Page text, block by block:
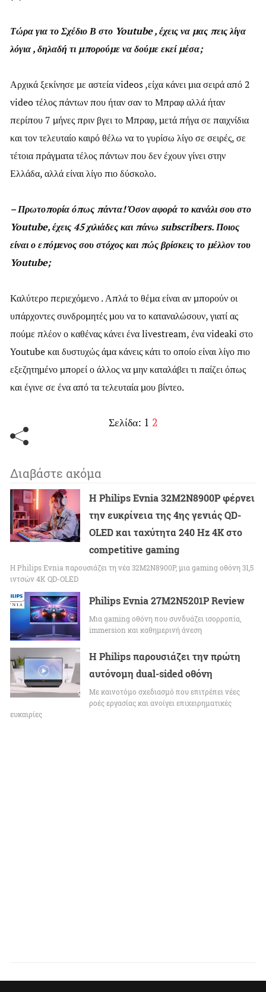
Τώρα για το Σχέδιο Β στο Youtube , έχεις να μας πεις λίγα
λόγια , δηλαδή τι μπορούμε να δούμε εκεί μέσα;
Αρχικά ξεκίνησε με αστεία videos ,είχα κάνει μια σειρά από 2
video τέλος πάντων που ήταν σαν το Μπραφ αλλά ήταν
περίπου 7 μήνες πριν βγει το Μπραφ, μετά πήγα σε παιχνίδια
και τον τελευταίο καιρό θέλω να το γυρίσω λίγο σε σειρές, σε
τέτοια πράγματα τέλος πάντων που δεν έχουν γίνει στην
Ελλάδα, αλλά είναι λίγο πιο δύσκολο.
– Πρωτοπορία όπως πάντα! Όσον αφορά το κανάλι σου στο
Youtube, έχεις 45 χιλιάδες και πάνω subscribers. Ποιος
είναι ο επόμενος σου στόχος και πώς βρίσκεις το μέλλον του
Youtube;
Καλύτερο περιεχόμενο . Απλά το θέμα είναι αν μπορούν οι
υπάρχοντες συνδρομητές μου να το καταναλώσουν, γιατί ας
πούμε πλέον ο καθένας κάνει ένα livestream, ένα videaki στο
Youtube και δυστυχώς άμα κάνεις κάτι το οποίο είναι λίγο πιο
εξεζητημένο μπορεί ο άλλος να μην καταλάβει τι παίζει όπως
και έγινε σε ένα από τα τελευταία μου βίντεο.
Σελίδα: 1 2
Διαβάστε ακόμα
Η Philips Evnia 32M2N8900P φέρνει
την ευκρίνεια της 4ης γενιάς QD-
OLED και ταχύτητα 240 Hz 4K στο
competitive gaming
Η Philips Evnia παρουσιάζει τη νέα 32M2N8900P, μια gaming οθόνη 31,5
ιντσών 4K QD-OLED
Philips Evnia 27M2N5201P Review
Μια gaming οθόνη που συνδυάζει ισορροπία,
immersion και καθημερινή άνεση
Η Philips παρουσιάζει την πρώτη
αυτόνομη dual-sided οθόνη
Με καινοτόμο σχεδιασμό που επιτρέπει νέες
ροές εργασίας και ανοίγει επιχειρηματικές
ευκαιρίες